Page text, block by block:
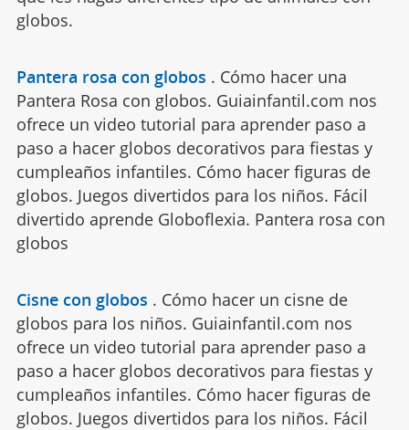
globos.
Pantera rosa con globos . Cómo hacer una
Pantera Rosa con globos. Guiainfantil.com nos
ofrece un video tutorial para aprender paso a
paso a hacer globos decorativos para fiestas y
cumpleaños infantiles. Cómo hacer figuras de
globos. Juegos divertidos para los niños. Fácil
divertido aprende Globoflexia. Pantera rosa con
globos
Cisne con globos . Cómo hacer un cisne de
globos para los niños. Guiainfantil.com nos
ofrece un video tutorial para aprender paso a
paso a hacer globos decorativos para fiestas y
cumpleaños infantiles. Cómo hacer figuras de
globos. Juegos divertidos para los niños. Fácil